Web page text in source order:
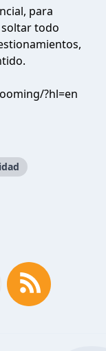
para
todo
?hl=en